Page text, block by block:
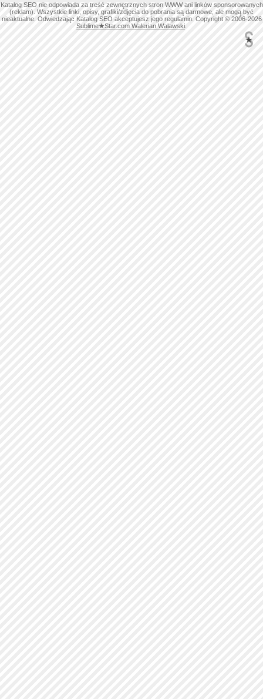
Katalog SEO nie odpowiada za treść zewnętrznych stron WWW ani linków sponsorowanych
(reklam). Wszystkie linki, opisy, grafiki/zdjęcia do pobrania są darmowe, ale mogą być
nieaktualne. Odwiedzając Katalog SEO akceptujesz jego regulamin. Copyright © 2006-2026
Sublime★Star.com Walerian Walawski